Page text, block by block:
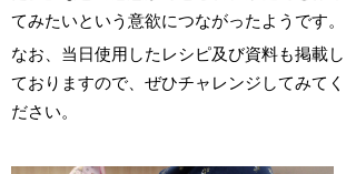
てみたいという意欲につながったようです。
なお、当日使用したレシピ及び資料も掲載し
ておりますので、ぜひチャレンジしてみてく
ださい。